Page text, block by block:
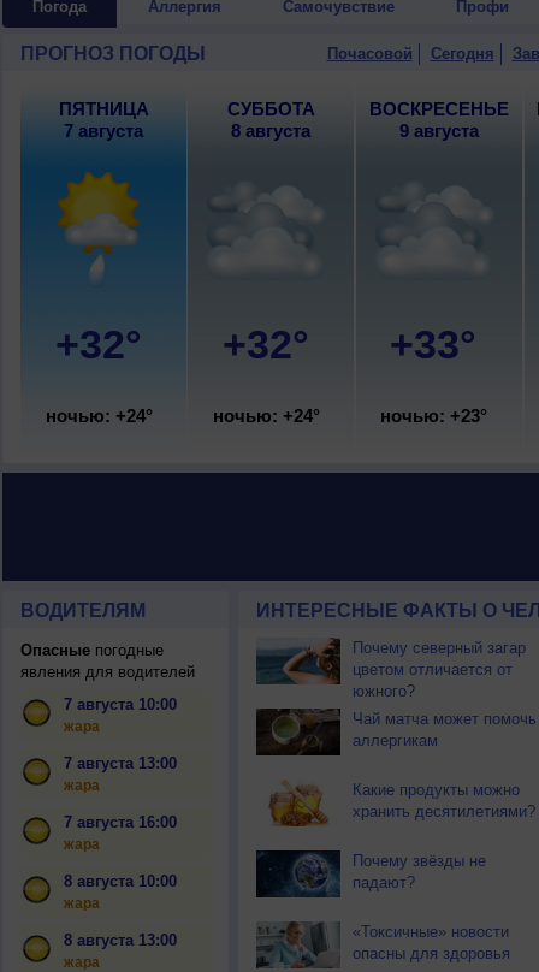
Погода Аллергия Самочувствие Профи
ПРОГНОЗ ПОГОДЫ Почасовой Сегодня
ПЯТНИЦА
7 августа
+32°
ночью: +24°
СУББОТА
8 августа
+32°
ночью: +24°
ВОСКРЕСЕНЬЕ
9 августа
+33°
ночью: +23°
ВОДИТЕЛЯМ
Опасныепогодные
явления для водителей
7 августа 10:00
жара
7 августа 13:00
жара
7 августа 16:00
жара
8 августа 10:00
жара
8 августа 13:00
жара
ИНТЕРЕСНЫЕ ФАКТЫ О
Почему северный загар
цветом отличается от
южного?
Чай матча может помочь
аллергикам
Какие продукты можно
хранить десятилетиями?
Почему звёзды не
падают?
«Токсичные» новости
опасны для здоровья